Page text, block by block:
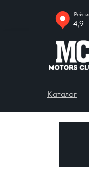
4,9
Каталог